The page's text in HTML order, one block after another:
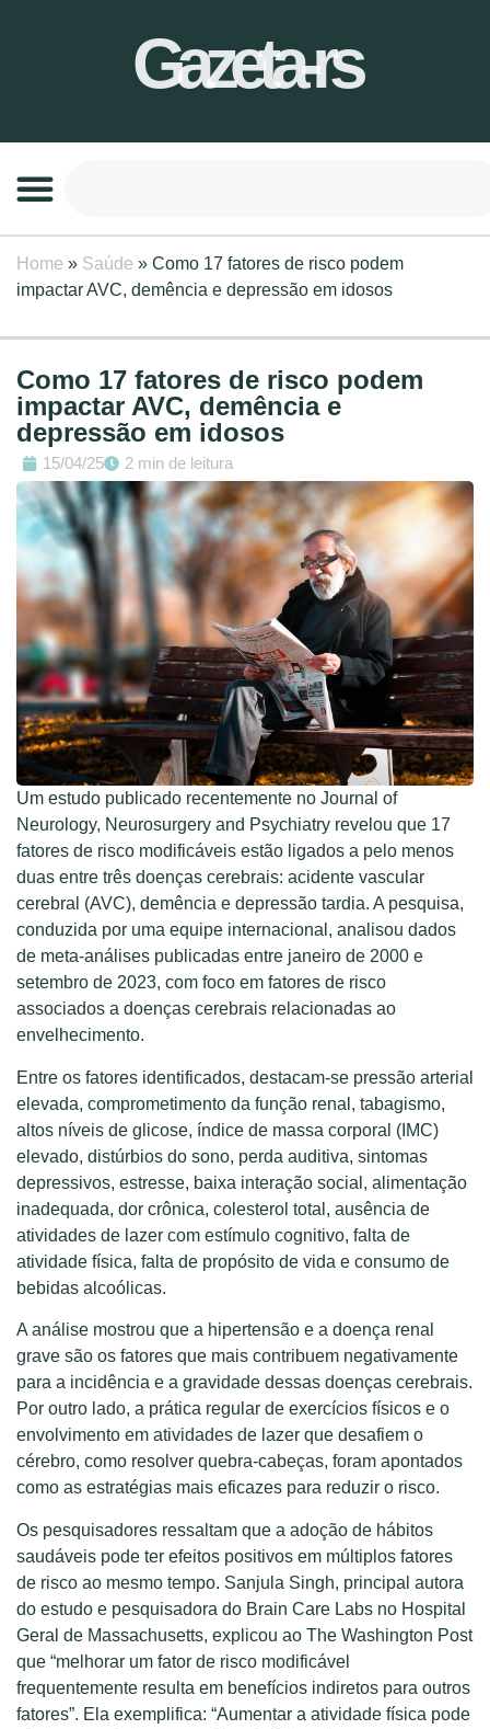
Gazeta-rs
Home » Saúde » Como 17 fatores de risco podem
impactar AVC, demência e depressão em idosos
Como 17 fatores de risco podem
impactar AVC, demência e
depressão em idosos
15/04/25 2 min de leitura
Um estudo publicado recentemente no Journal of
Neurology, Neurosurgery and Psychiatry revelou que 17
fatores de risco modificáveis estão ligados a pelo menos
duas entre três doenças cerebrais: acidente vascular
cerebral (AVC), demência e depressão tardia. A pesquisa,
conduzida por uma equipe internacional, analisou dados
de meta-análises publicadas entre janeiro de 2000 e
setembro de 2023, com foco em fatores de risco
associados a doenças cerebrais relacionadas ao
envelhecimento.
Entre os fatores identificados, destacam-se pressão arterial
elevada, comprometimento da função renal, tabagismo,
altos níveis de glicose, índice de massa corporal (IMC)
elevado, distúrbios do sono, perda auditiva, sintomas
depressivos, estresse, baixa interação social, alimentação
inadequada, dor crônica, colesterol total, ausência de
atividades de lazer com estímulo cognitivo, falta de
atividade física, falta de propósito de vida e consumo de
bebidas alcoólicas.
A análise mostrou que a hipertensão e a doença renal
grave são os fatores que mais contribuem negativamente
para a incidência e a gravidade dessas doenças cerebrais.
Por outro lado, a prática regular de exercícios físicos e o
envolvimento em atividades de lazer que desafiem o
cérebro, como resolver quebra-cabeças, foram apontados
como as estratégias mais eficazes para reduzir o risco.
Os pesquisadores ressaltam que a adoção de hábitos
saudáveis pode ter efeitos positivos em múltiplos fatores
de risco ao mesmo tempo. Sanjula Singh, principal autora
do estudo e pesquisadora do Brain Care Labs no Hospital
Geral de Massachusetts, explicou ao The Washington Post
que “melhorar um fator de risco modificável
frequentemente resulta em benefícios indiretos para outros
fatores”. Ela exemplifica: “Aumentar a atividade física pode